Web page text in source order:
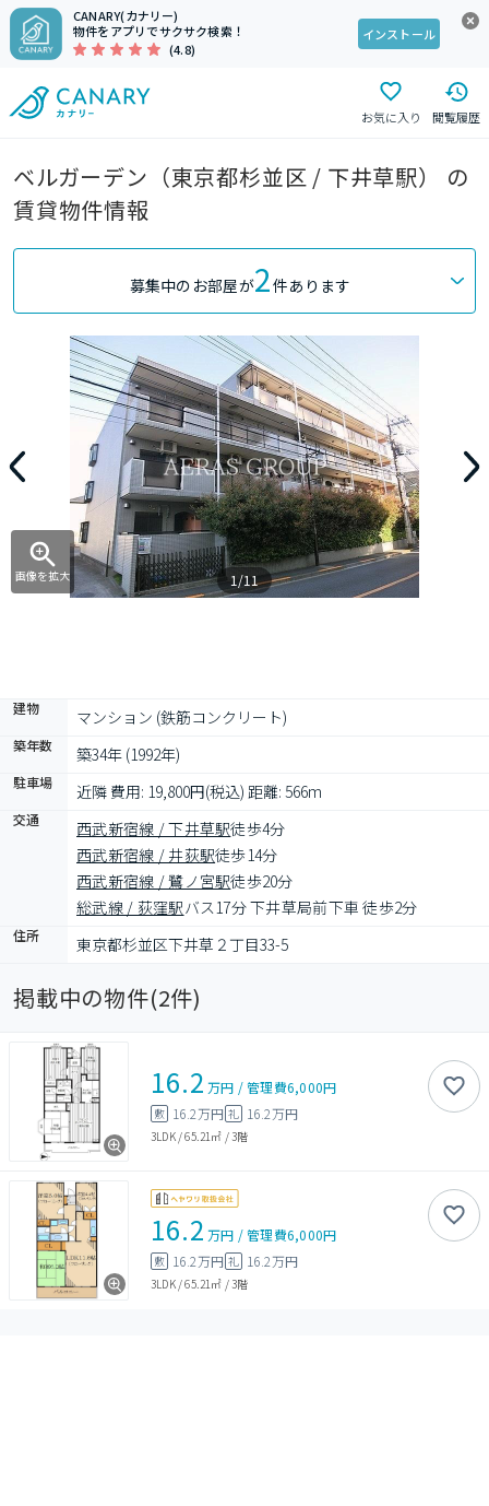
CANARY(カナリー)
物件をアプリでサクサク検索！
(4.8)
インストール
お気に入り 閲覧履歴
ベルガーデン（東京都杉並区 / 下井草駅） の
賃貸物件情報
募集中のお部屋が2件あります
画像を拡大 1/11
建物 マンション (鉄筋コンクリート)
築年数 築34年 (1992年)
駐車場 近隣 費用: 19,800円(税込) 距離: 566m
交通 西武新宿線 / 下井草駅徒歩4分
西武新宿線 / 井荻駅徒歩14分
西武新宿線 / 鷺ノ宮駅徒歩20分
総武線 / 荻窪駅バス17分 下井草局前下車 徒歩2分
住所 東京都杉並区下井草２丁目33-5
掲載中の物件(2件)
16.2 万円 /管理費6,000円
敷 16.2万円 礼 16.2万円
3LDK/65.21㎡ /3階
16.2 万円 /管理費6,000円
敷 16.2万円 礼 16.2万円
3LDK/65.21㎡ /3階